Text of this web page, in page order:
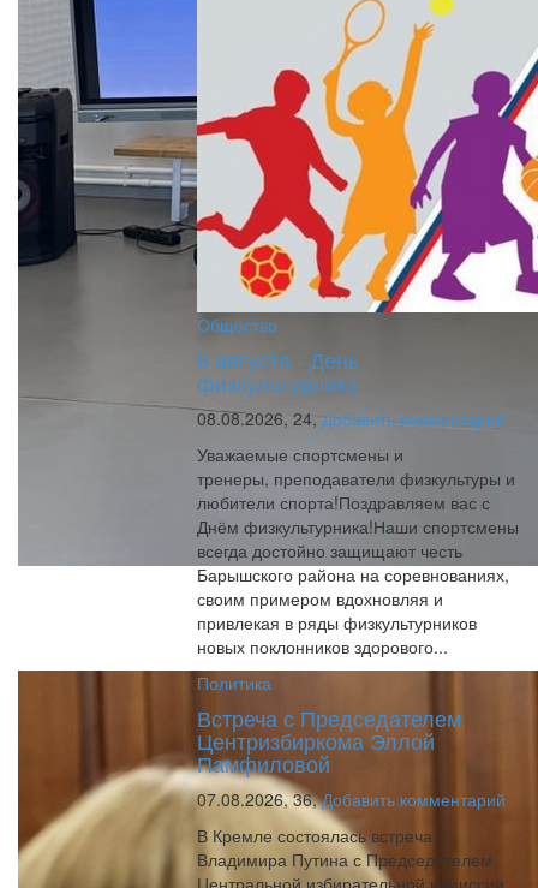
Общество
8 августа - День
физкультурника
08.08.2026, 24, Добавить комментарий
Уважаемые спортсмены и
тренеры, преподаватели физкультуры и
любители спорта!Поздравляем вас с
Днём физкультурника!Наши спортсмены
всегда достойно защищают честь
Барышского района на соревнованиях,
своим примером вдохновляя и
привлекая в ряды физкультурников
новых поклонников здорового...
Политика
Встреча с Председателем
Центризбиркома Эллой
Памфиловой
07.08.2026, 36, Добавить комментарий
В Кремле состоялась встреча
Владимира Путина с Председателем